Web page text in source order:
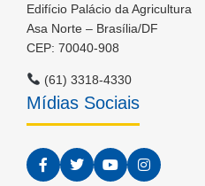
Edifício Palácio da Agricultura
Asa Norte – Brasília/DF
CEP: 70040-908
(61) 3318-4330
Mídias Sociais